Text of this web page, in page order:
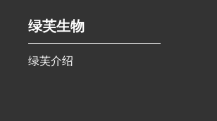
绿芙生物
绿芙介绍